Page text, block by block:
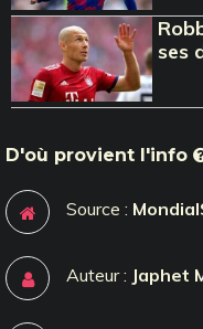
ses
D'où provient l'info
Source :
Auteur : Japhet